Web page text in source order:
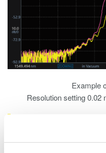
Example
Resolution setting 0.02
Streulicht-